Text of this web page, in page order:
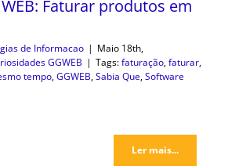
Faturar produtos em
de Informacao | Maio 18th,
GGWEB | Tags:faturação,faturar,
tempo,GGWEB,Sabia Que,Software
Ler mais...